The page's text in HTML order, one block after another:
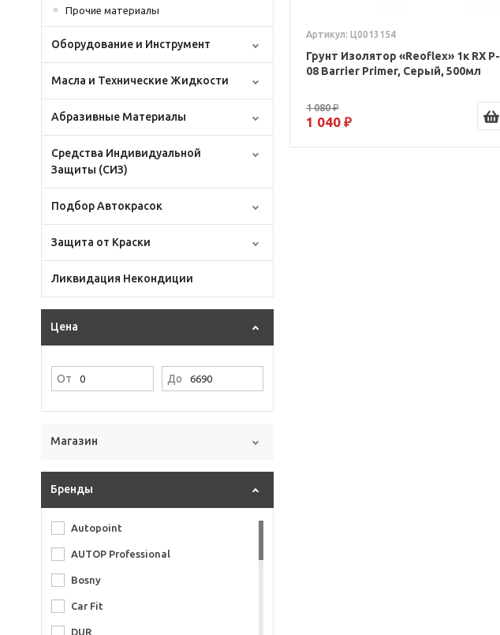
Прочие материалы
Оборудование и Инструмент
Масла и Технические Жидкости
Абразивные Материалы
Средства Индивидуальной
Защиты (СИЗ)
Подбор Автокрасок
Защита от Краски
Ликвидация Некондиции
Цена
От До
Магазин
Бренды
Autopoint
AUTOP Professional
Bosny
Car Fit
DUR
Артикул: Ц0013154
Грунт Изолятор «Reoflex» 1к RX P-
08 Barrier Primer, Серый, 500мл
1 080 ₽
1 040 ₽